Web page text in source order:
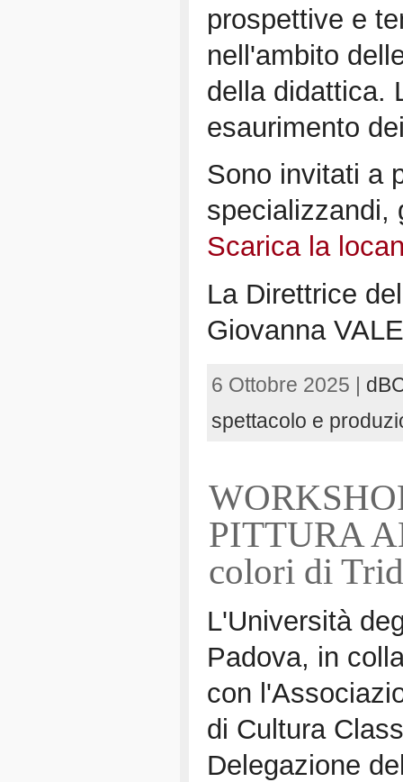
prospettive e
nell'ambito
della didattica.
esaurimento
Sono invitati a
specializzandi,
Scarica la
La Direttrice
Giovanna
6 Ottobre 2025 |
spettacolo e
PITTURA
colori di
L'Università
Padova, in
con
di Cultura
Delegazione